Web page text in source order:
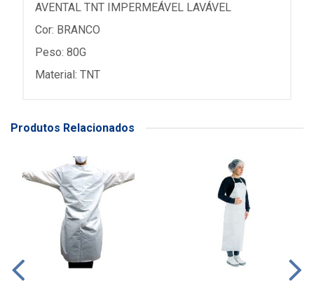
AVENTAL TNT IMPERMEÁVEL LAVÁVEL
Cor: BRANCO
Peso: 80G
Material: TNT
Produtos Relacionados